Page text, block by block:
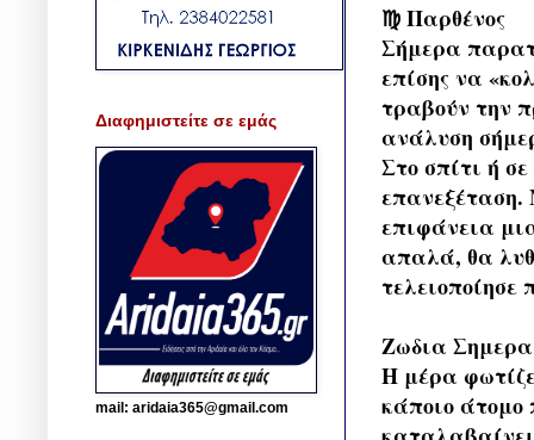
♍ Παρθένος
Σήμερα
επίσης να
τραβούν την
ανάλυση
Στο σπίτι ή
επανεξέταση.
επιφάνεια
απαλά, θα
τελειοποίησε
Ζωδια
Η μέρα
κάποιο άτομο
Διαφημιστείτε σε εμάς
mail: aridaia365@gmail.com